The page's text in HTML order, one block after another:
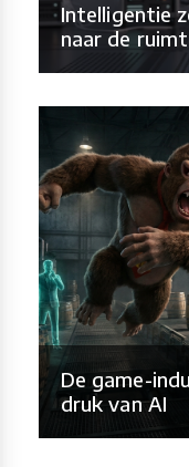
Intelligentie
naar de
De game-
druk van AI